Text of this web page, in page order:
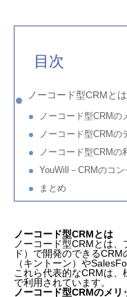
目次
ノーコード型CRMとは
ノーコード型CRMの
ノーコード型CRMの
ノーコード型CRMの
YouWill－CRMのコン
まとめ
ノーコード型CRMとは
ノーコード型CRMとは
ド）で開発のできる
（キントーン）や
これら代表的なCRMは
で利用されています。
ノーコード型CRMのメリ